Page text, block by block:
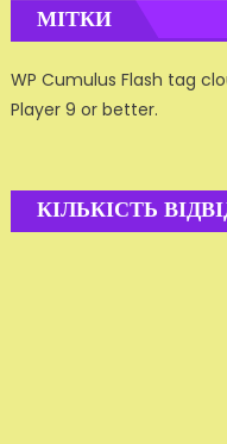
МІТКИ
WP Cumulus Flash tag
Player 9 or better.
КІЛЬКІСТЬ